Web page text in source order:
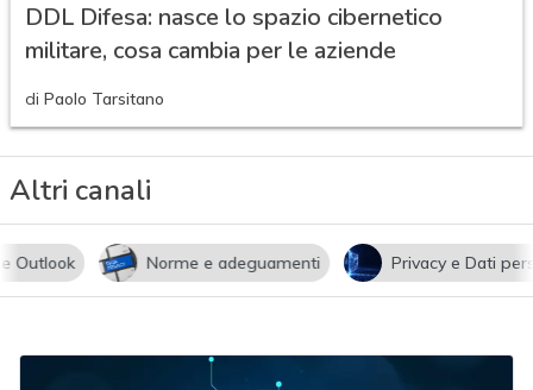
DDL Difesa: nasce lo spazio cibernetico
militare, cosa cambia per le aziende
di Paolo Tarsitano
Altri canali
Norme e adeguamenti Privacy e Dati